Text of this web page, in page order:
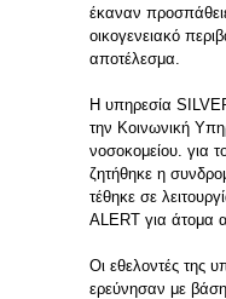
έκαναν
οικογενειακό
αποτέλεσμα.
Η υπηρεσία
την Κοινωνική
νοσοκομείου. για
ζητήθηκε η
τέθηκε σε
ALERT για άτομα
Οι εθελοντές της
ερεύνησαν με βάση